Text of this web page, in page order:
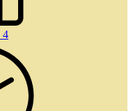
4